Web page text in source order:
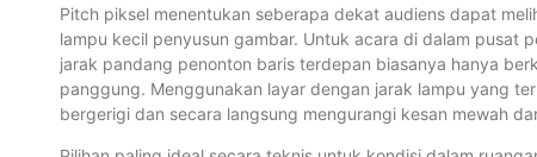
Pitch piksel menentukan seberapa dekat audiens dapat
lampu kecil penyusun gambar. Untuk acara di dalam pusat
jarak pandang penonton baris terdepan biasanya hanya
panggung. Menggunakan layar dengan jarak lampu yang
bergerigi dan secara langsung mengurangi kesan mewah